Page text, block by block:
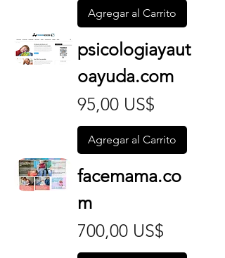
Agregar al Carrito
psicologiayaut
oayuda.com
Precio
95,00 US$
Agregar al Carrito
facemama.co
m
Precio
700,00 US$